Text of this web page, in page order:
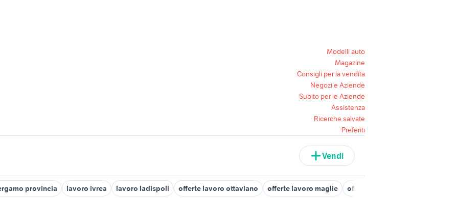
Modelli auto
Magazine
Consigli per la vendita
Negozi e Aziende
Subito per le Aziende
Assistenza
Ricerche salvate
Preferiti
Vendi
provincia lavoro ivrea lavoro ladispoli offerte lavoro ottaviano offerte lavoro maglie offerte lavoro badante Vicenza